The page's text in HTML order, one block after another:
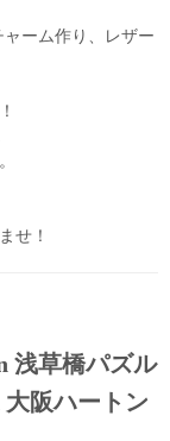
ーム作り、レザー
せ！
浅草橋パズル
大阪ハートン